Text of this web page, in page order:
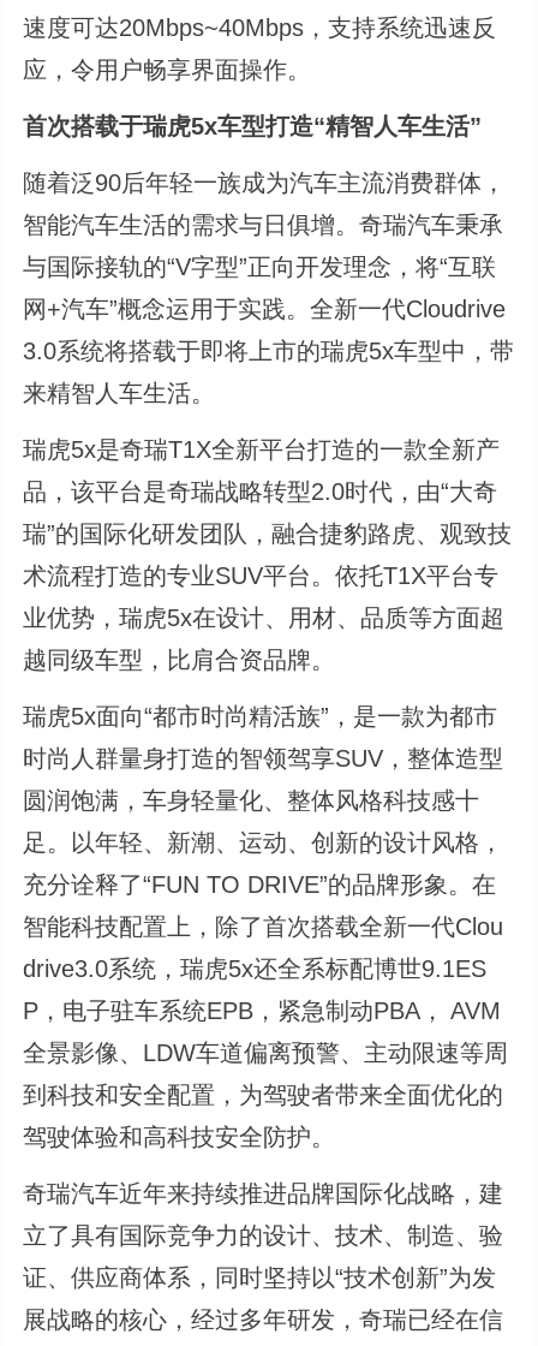
速度可达20Mbps~40Mbps，支持系统迅速反
应，令用户畅享界面操作。
首次搭载于瑞虎5x车型打造“精智人车生活”
随着泛90后年轻一族成为汽车主流消费群体，
智能汽车生活的需求与日俱增。奇瑞汽车秉承
与国际接轨的“V字型”正向开发理念，将“互联
网+汽车”概念运用于实践。全新一代Cloudrive
3.0系统将搭载于即将上市的瑞虎5x车型中，带
来精智人车生活。
瑞虎5x是奇瑞T1X全新平台打造的一款全新产
品，该平台是奇瑞战略转型2.0时代，由“大奇
瑞”的国际化研发团队，融合捷豹路虎、观致技
术流程打造的专业SUV平台。依托T1X平台专
业优势，瑞虎5x在设计、用材、品质等方面超
越同级车型，比肩合资品牌。
瑞虎5x面向“都市时尚精活族”，是一款为都市
时尚人群量身打造的智领驾享SUV，整体造型
圆润饱满，车身轻量化、整体风格科技感十
足。以年轻、新潮、运动、创新的设计风格，
充分诠释了“FUN TO DRIVE”的品牌形象。在
智能科技配置上，除了首次搭载全新一代Clou
drive3.0系统，瑞虎5x还全系标配博世9.1ES
P，电子驻车系统EPB，紧急制动PBA， AVM
全景影像、LDW车道偏离预警、主动限速等周
到科技和安全配置，为驾驶者带来全面优化的
驾驶体验和高科技安全防护。
奇瑞汽车近年来持续推进品牌国际化战略，建
立了具有国际竞争力的设计、技术、制造、验
证、供应商体系，同时坚持以“技术创新”为发
展战略的核心，经过多年研发，奇瑞已经在信